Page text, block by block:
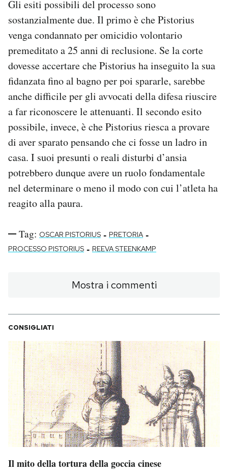
Gli esiti possibili del processo sono
sostanzialmente due. Il primo è che Pistorius
venga condannato per omicidio volontario
premeditato a 25 anni di reclusione. Se la corte
dovesse accertare che Pistorius ha inseguito la sua
fidanzata fino al bagno per poi spararle, sarebbe
anche difficile per gli avvocati della difesa riuscire
a far riconoscere le attenuanti. Il secondo esito
possibile, invece, è che Pistorius riesca a provare
di aver sparato pensando che ci fosse un ladro in
casa. I suoi presunti o reali disturbi d’ansia
potrebbero dunque avere un ruolo fondamentale
nel determinare o meno il modo con cui l’atleta ha
reagito alla paura.
Tag: OSCAR PISTORIUS - PRETORIA -
PROCESSO PISTORIUS - REEVA STEENKAMP
Mostra i commenti
CONSIGLIATI
Il mito della tortura della goccia cinese